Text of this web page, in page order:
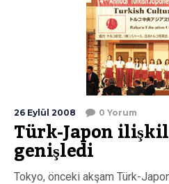
26 Eylül 2008 0 Yorum
Türk-Japon
genişledi
Tokyo, önceki akşam Türk-